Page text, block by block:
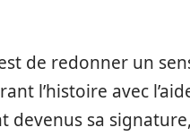
de redonner un
l’histoire avec
devenus sa